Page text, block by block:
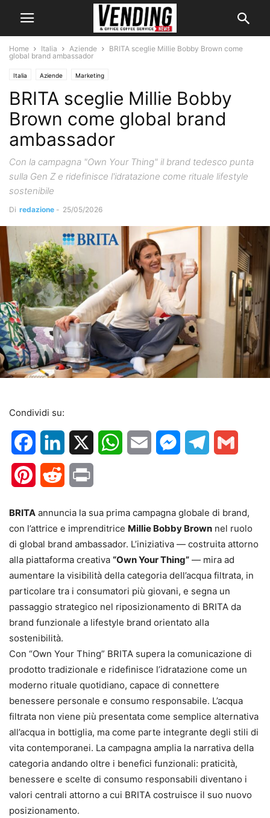
Home Italia Aziende
BRITA sceglie Millie Bobby Brown come
global brand ambassador
Italia Aziende Marketing
BRITA sceglie Millie Bobby
Brown come global brand
ambassador
Con la campagna "Own Your Thing" il brand tedesco punta
sulla Gen Z e ridefinisce l'idratazione come rituale lifestyle
sostenibile
Di redazione - 25/05/2026
Condividi su:
FacebookLinkedIn WhatsApp
Email MessengerTelegram
PinterestReddit
BRITA annuncia la sua prima campagna globale di brand,
con l’attrice e imprenditrice Millie Bobby Brown nel ruolo
di global brand ambassador. L’iniziativa — costruita attorno
alla piattaforma creativa “Own Your Thing” — mira ad
aumentare la visibilità della categoria dell’acqua filtrata, in
particolare tra i consumatori più giovani, e segna un
passaggio strategico nel riposizionamento di BRITA da
brand funzionale a lifestyle brand orientato alla
sostenibilità.
Con “Own Your Thing” BRITA supera la comunicazione di
prodotto tradizionale e ridefinisce l’idratazione come un
moderno rituale quotidiano, capace di connettere
benessere personale e consumo responsabile. L’acqua
filtrata non viene più presentata come semplice alternativa
all’acqua in bottiglia, ma come parte integrante degli stili di
vita contemporanei. La campagna amplia la narrativa della
categoria andando oltre i benefici funzionali: praticità,
benessere e scelte di consumo responsabili diventano i
valori centrali attorno a cui BRITA costruisce il suo nuovo
posizionamento.